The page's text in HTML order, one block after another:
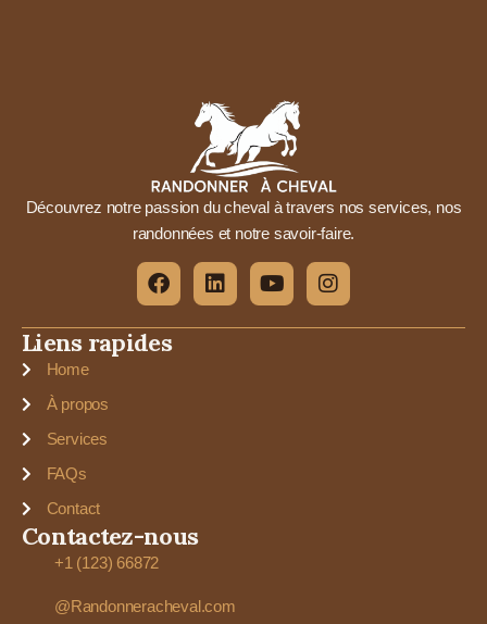
Découvrez notre passion du cheval à travers nos services, nos
randonnées et notre savoir-faire.
Liens rapides
Home
À propos
Services
FAQs
Contact
Contactez-nous
+1 (123) 66872
@Randonneracheval.com